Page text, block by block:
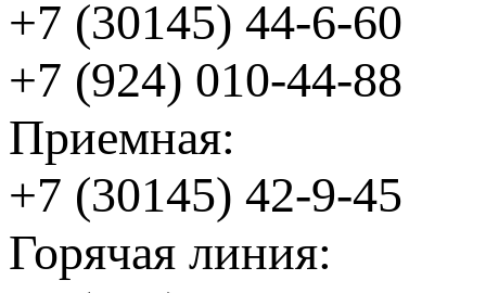
+7 (30145) 44-6-60
+7 (924) 010-44-88
Приемная:
+7 (30145) 42-9-45
Горячая линия: